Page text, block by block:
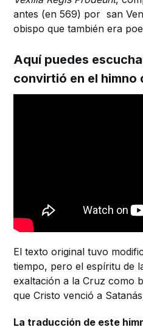
antes (en 569) por san
obispo que también era
Aquí puedes
convirtió en el himno
El texto original tuvo
tiempo, pero el espíritu de
exaltación a la Cruz como
que Cristo venció a
La traducción de este